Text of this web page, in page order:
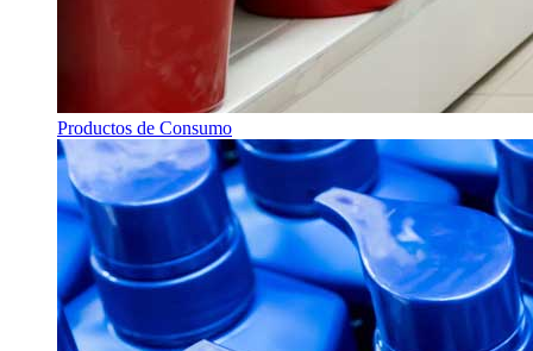
Productos de Consumo